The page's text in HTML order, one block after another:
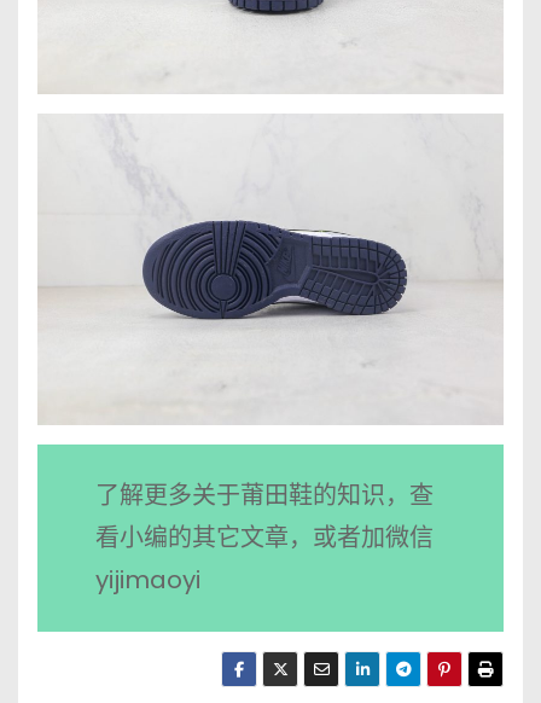
了解更多关于莆田鞋的知识，查
看小编的其它文章，或者加微信
yijimaoyi